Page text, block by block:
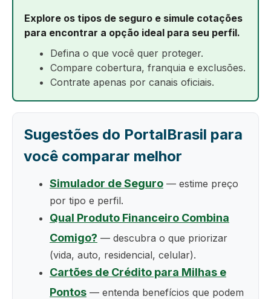
Explore os tipos de seguro e simule cotações
para encontrar a opção ideal para seu perfil.
Defina o que você quer proteger.
Compare cobertura, franquia e exclusões.
Contrate apenas por canais oficiais.
Sugestões do PortalBrasil para
você comparar melhor
Simulador de Seguro — estime preço
por tipo e perfil.
Qual Produto Financeiro Combina
Comigo? — descubra o que priorizar
(vida, auto, residencial, celular).
Cartões de Crédito para Milhas e
Pontos — entenda benefícios que podem